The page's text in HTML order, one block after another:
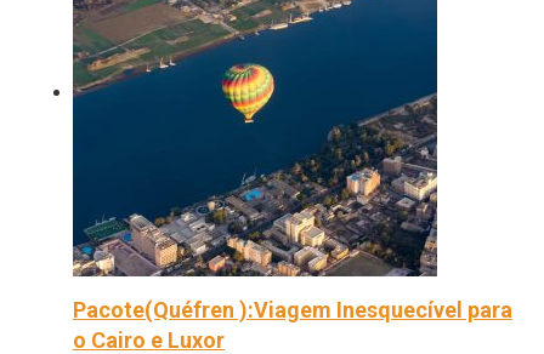
Pacote(Quéfren ):Viagem Inesquecível para
o Cairo e Luxor